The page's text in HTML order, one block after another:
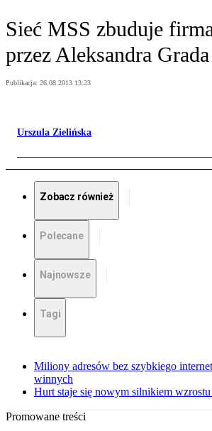
Sieć MSS zbuduje
przez Aleksandra Grada
Publikacja: 26.08.2013 13:23
Urszula Zielińska
Zobacz również
Polecane
Najnowsze
Tagi
Miliony adresów bez szybkiego
winnych
Hurt staje się nowym silnikiem
Promowane treści